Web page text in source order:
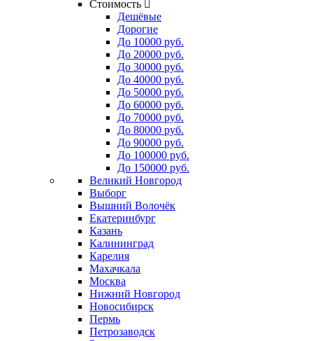
Стоимость
Дешёвые
Дорогие
До 10000 руб.
До 20000 руб.
До 30000 руб.
До 40000 руб.
До 50000 руб.
До 60000 руб.
До 70000 руб.
До 80000 руб.
До 90000 руб.
До 100000 руб.
До 150000 руб.
Великий Новгород
Выборг
Вышний Волочёк
Екатеринбург
Казань
Калининград
Карелия
Махачкала
Москва
Нижний Новгород
Новосибирск
Пермь
Петрозаводск